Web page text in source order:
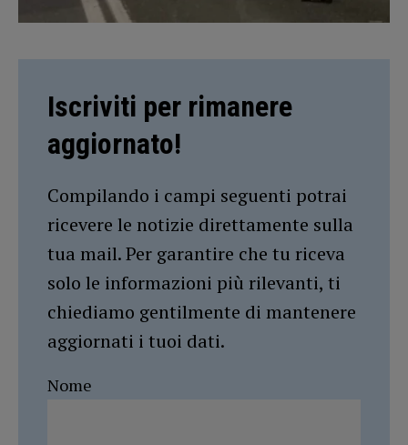
Iscriviti per rimanere
aggiornato!
Compilando i campi seguenti potrai
ricevere le notizie direttamente sulla
tua mail. Per garantire che tu riceva
solo le informazioni più rilevanti, ti
chiediamo gentilmente di mantenere
aggiornati i tuoi dati.
Nome